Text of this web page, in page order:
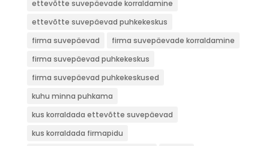
ettevõtte suvepäevade korraldamine
ettevõtte suvepäevad puhkekeskus
firma suvepäevad
firma suvepäevade korraldamine
firma suvepäevad puhkekeskus
firma suvepäevad puhkekeskused
kuhu minna puhkama
kus korraldada ettevõtte suvepäevad
kus korraldada firmapidu